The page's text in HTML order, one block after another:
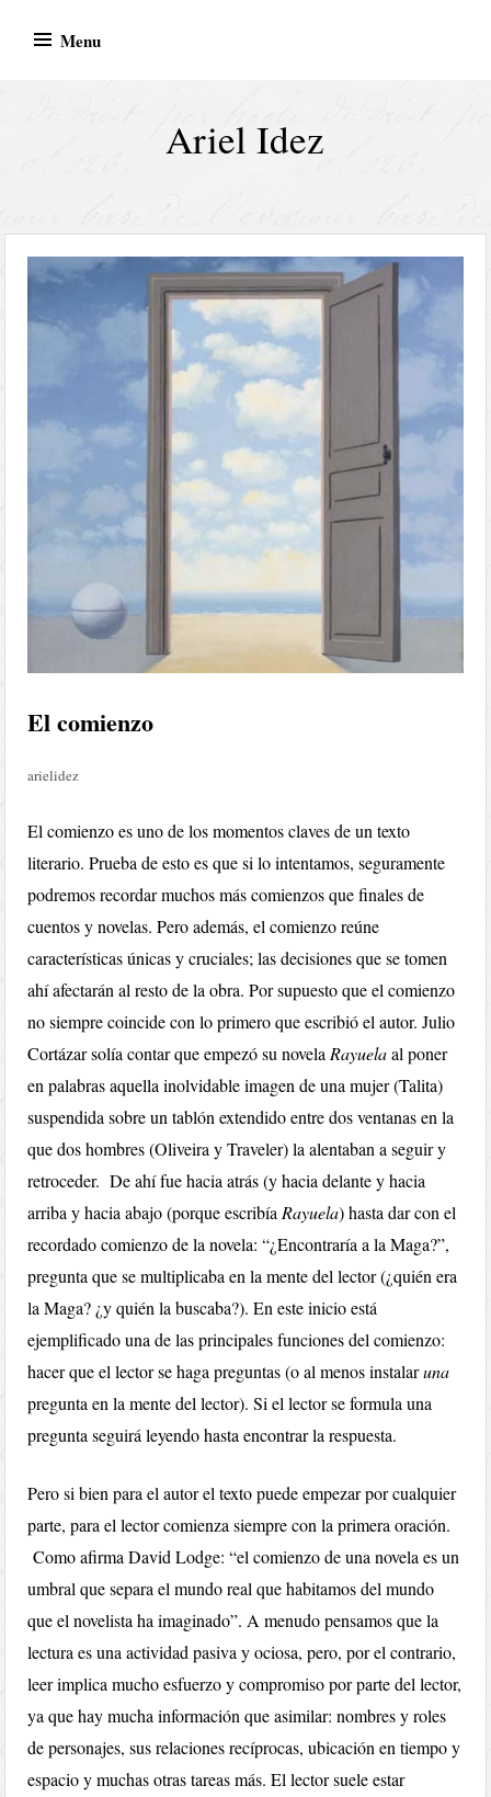
Menu
Ariel Idez
El comienzo
arielidez
El comienzo es uno de los momentos claves de un texto
literario. Prueba de esto es que si lo intentamos, seguramente
podremos recordar muchos más comienzos que finales de
cuentos y novelas. Pero además, el comienzo reúne
características únicas y cruciales; las decisiones que se tomen
ahí afectarán al resto de la obra.Por supuesto que el comienzo
nosiempre coincide con lo primero que escribió el autor. Julio
Cortázar solía contar que empezó su novela Rayuelaal poner
en palabras aquella inolvidable imagen de una mujer (Talita)
suspendida sobre un tablón extendido entre dos ventanas en la
que dos hombres (Oliveira y Traveler) la alentaban a seguir y
retroceder.De ahí fue hacia atrás (y hacia delante y hacia
arriba y hacia abajo (porque escribía Rayuela) hasta dar con el
recordado comienzo de la novela: “¿Encontraría a la Maga?”,
pregunta que se multiplicaba en la mente del lector (¿quién era
la Maga? ¿y quién la buscaba?). En este inicio está
ejemplificado una de las principales funciones del comienzo:
hacer que el lector se haga preguntas (o al menos instalaruna
pregunta en la mente del lector). Si el lector se formula una
pregunta seguirá leyendo hasta encontrar la respuesta.
Pero si bien para el autor el texto puede empezar por cualquier
parte, para el lector comienza siempre con la primera oración.
Como afirma David Lodge: “el comienzo de una novela es un
umbral que separa el mundo real que habitamos del mundo
que el novelista ha imaginado”. A menudo pensamos que la
lectura es una actividad pasiva y ociosa, pero, por el contrario,
leer implica mucho esfuerzo y compromiso por parte del lector,
ya que hay mucha información que asimilar: nombres y roles
de personajes, sus relaciones recíprocas, ubicación en tiempo y
espacio y muchas otras tareas más. El lector suele estar